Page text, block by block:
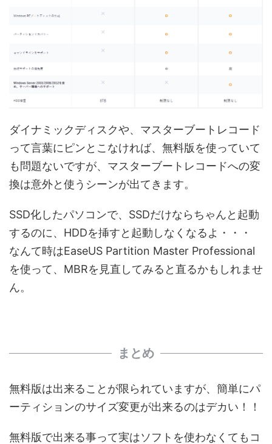
ダイナミックディスクや、マスターブートレコード
って言葉にピンとこなければ、無料版を使っていて
も問題ないですが、マスターブートレコードへの変
換は意外と使うシーンが出てきます。
SSD化したパソコンで、SSDだけならちゃんと起動
するのに、HDDを挿すと起動しなくなるよ・・・
なんて時はEaseUS Partition Master Professional
を使って、MBRを見直してみると直るかもしれませ
ん。
まとめ
無料版は出来ることが限られていますが、簡単にパ
ーティションのサイズ変更が出来るのはデカい！！
無料版で出来る事って実はソフトを使わなくてもコ